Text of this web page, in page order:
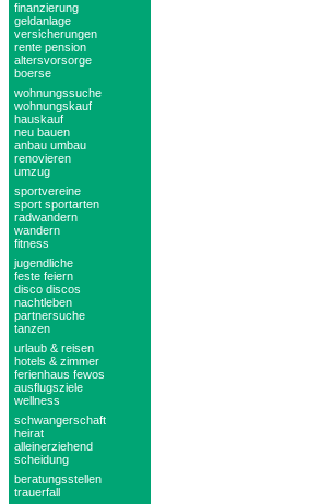
finanzierung
geldanlage
versicherungen
rente pension
altersvorsorge
boerse
wohnungssuche
wohnungskauf
hauskauf
neu bauen
anbau umbau
renovieren
umzug
sportvereine
sport sportarten
radwandern
wandern
fitness
jugendliche
feste feiern
disco discos
nachtleben
partnersuche
tanzen
urlaub & reisen
hotels & zimmer
ferienhaus fewos
ausflugsziele
wellness
schwangerschaft
heirat
alleinerziehend
scheidung
beratungsstellen
trauerfall